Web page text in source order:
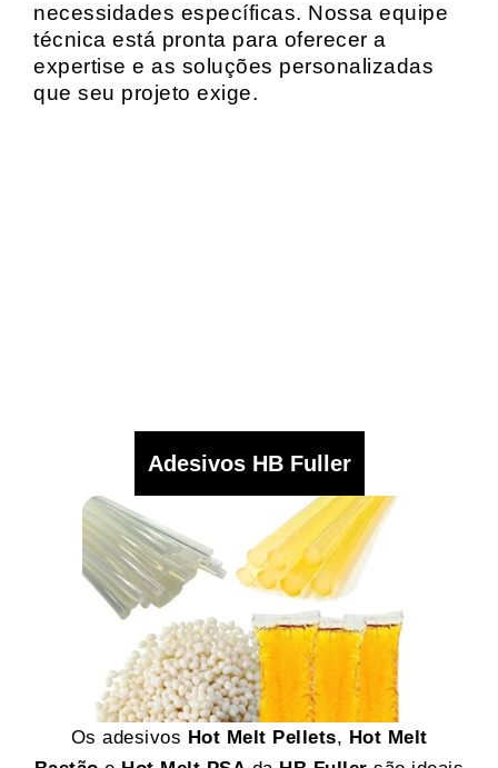
necessidades específicas. Nossa equipe
técnica está pronta para oferecer a
expertise e as soluções personalizadas
que seu projeto exige.
Adesivos HB Fuller
Os adesivos Hot Melt Pellets, Hot Melt